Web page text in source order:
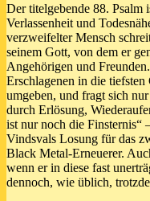
Der titelgebende 88. Psalm
Verlassenheit und
verzweifelter Mensch
seinem Gott, von dem er
Angehörigen und
Erschlagenen in die
umgeben, und fragt sich
durch Erlösung,
ist nur noch die Finsternis“
Vindsvals Losung für das
Black Metal-Erneuerer.
wenn er in diese fast
dennoch, wie üblich,